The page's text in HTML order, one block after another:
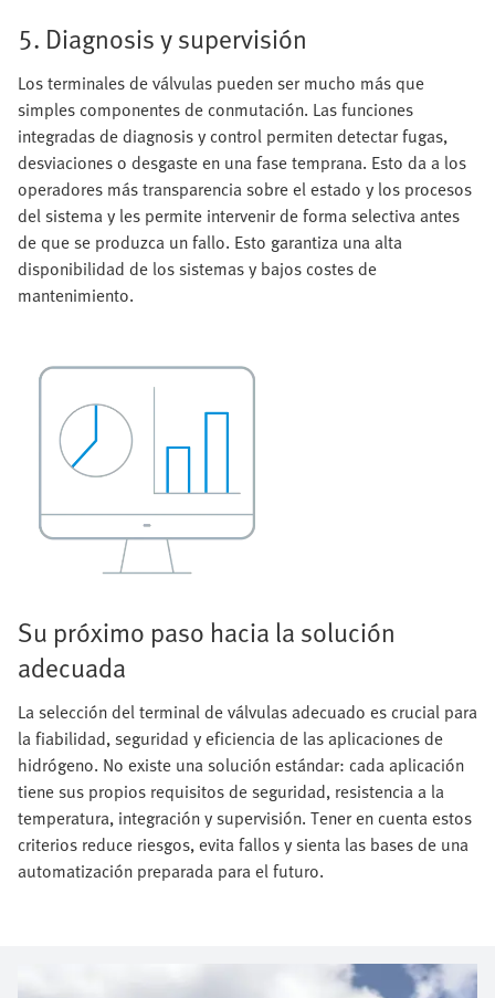
5. Diagnosis y supervisión
Los terminales de válvulas pueden ser mucho más que
simples componentes de conmutación. Las funciones
integradas de diagnosis y control permiten detectar fugas,
desviaciones o desgaste en una fase temprana. Esto da a los
operadores más transparencia sobre el estado y los procesos
del sistema y les permite intervenir de forma selectiva antes
de que se produzca un fallo. Esto garantiza una alta
disponibilidad de los sistemas y bajos costes de
mantenimiento.
Su próximo paso hacia la solución
adecuada
La selección del terminal de válvulas adecuado es crucial para
la fiabilidad, seguridad y eficiencia de las aplicaciones de
hidrógeno. No existe una solución estándar: cada aplicación
tiene sus propios requisitos de seguridad, resistencia a la
temperatura, integración y supervisión. Tener en cuenta estos
criterios reduce riesgos, evita fallos y sienta las bases de una
automatización preparada para el futuro.